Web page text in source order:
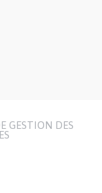
GESTION DES